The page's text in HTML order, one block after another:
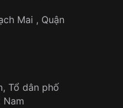
nhận đơn hàng thành
Mai , Quận
Tổ dân phố
Nam